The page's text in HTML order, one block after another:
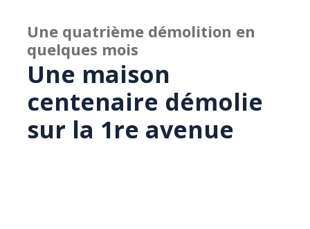
Une quatrième démolition en
quelques mois
Une maison
centenaire démolie
sur la 1re avenue